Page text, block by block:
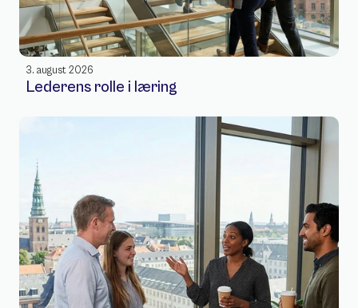
3. august 2026
Lederens rolle i læring